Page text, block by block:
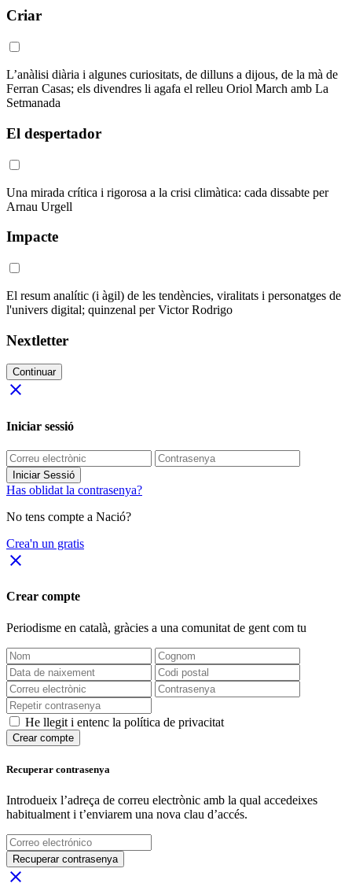
Criar
L’anàlisi diària i algunes curiositats, de dilluns a dijous, de la mà de
Ferran Casas; els divendres li agafa el relleu Oriol March amb La
Setmanada
El despertador
Una mirada crítica i rigorosa a la crisi climàtica: cada dissabte per
Arnau Urgell
Impacte
El resum analític (i àgil) de les tendències, viralitats i personatges de
l'univers digital; quinzenal per Victor Rodrigo
Nextletter
Continuar
close
Iniciar sessió
Iniciar Sessió
Has oblidat la contrasenya?
No tens compte a Nació?
Crea'n un gratis
close
Crear compte
Periodisme en català, gràcies a una comunitat de gent com tu
He llegit i entenc la política de privacitat
Crear compte
Recuperar contrasenya
Introdueix l’adreça de correu electrònic amb la qual accedeixes
habitualment i t’enviarem una nova clau d’accés.
Recuperar contrasenya
close